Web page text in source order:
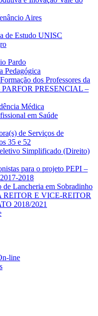
Aires
de Estudo UNISC
Pardo
Pedagógica
dos Professores da
PARFOR PRESENCIAL –
Médica
em Saúde
de Serviços de
35 e 52
Simplificado (Direito)
para o projeto PEPI –
2018
de Lancheria em Sobradinho
REITOR E VICE-REITOR
2018/2021
line